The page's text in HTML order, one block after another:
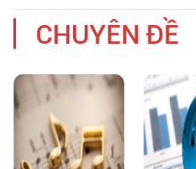
CHUYÊN ĐỀ